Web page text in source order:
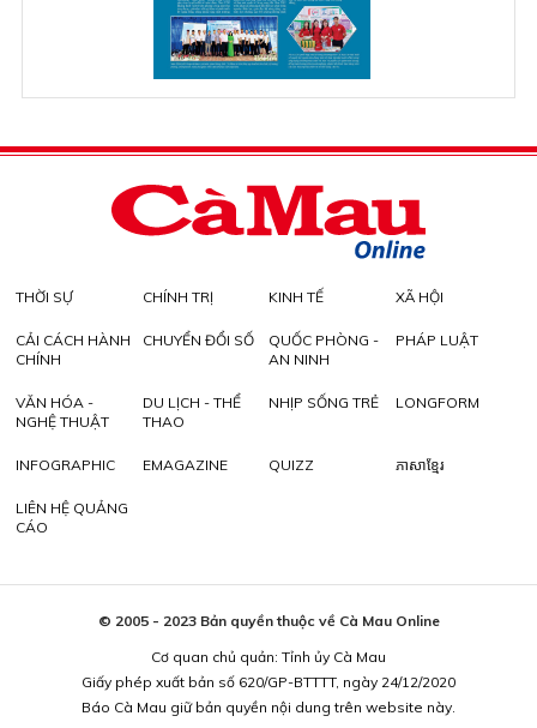
THỜI SỰ CHÍNH TRỊ KINH TẾ XÃ HỘI
CẢI CÁCH HÀNH
CHÍNH
CHUYỂN ĐỔI SỐ
QUỐC PHÒNG -
AN NINH
PHÁP LUẬT
VĂN HÓA -
NGHỆ THUẬT
DU LỊCH - THỂ
THAO
NHỊP SỐNG TRẺ LONGFORM
INFOGRAPHIC EMAGAZINE QUIZZ ភាសាខ្មែរ
LIÊN HỆ QUẢNG
CÁO
© 2005 - 2023 Bản quyền thuộc về Cà Mau Online
Cơ quan chủ quản: Tỉnh ủy Cà Mau
Giấy phép xuất bản số 620/GP-BTTTT, ngày 24/12/2020
Báo Cà Mau giữ bản quyền nội dung trên website này.